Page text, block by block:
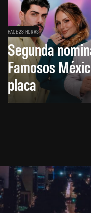
HACE 23 HORAS
Segunda
Famosos
placa